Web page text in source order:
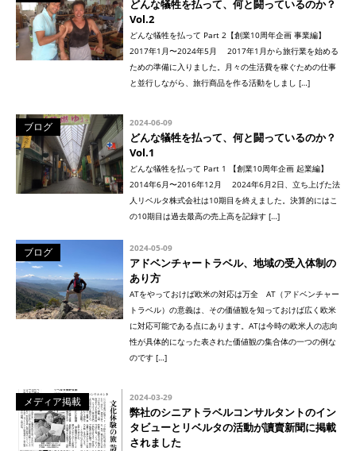
どんな犠牲を払って、何と闘っているのか？
Vol.2
どんな犠牲を払って Part 2【創業10周年企画 事業編】
2017年1月〜2024年5月 2017年1月から旅行業を始める
ための準備に入りました。月々の生活費を稼ぐための仕事
と並行しながら、旅行商品を作る活動をしまし […]
ブログ 2024-06-09
どんな犠牲を払って、何と闘っているのか？
Vol.1
どんな犠牲を払って Part 1 【創業10周年企画 起業編】
2014年6月〜2016年12月 2024年6月2日、立ち上げた法
人リベルタ株式会社は10期目を終えました。決算的にはこ
の10期目は過去最高の売上高を記録す […]
ブログ 2024-05-09
アドベンチャートラベル、地域の受入体制の
あり方
ATをやっておけば欧米の対応は万全 AT（アドベンチャー
トラベル）の意義は、その価値観を知っておけば広く欧米
に対応可能である点にあります。ATは今時の欧米人の志向
性が具体的になった表された価値観の集合体の一つの例な
のです […]
メディア掲載 2024-03-29
弊社のシニアトラベルコンサルタントのイン
タビューとリベルタの活動が讀賣新聞に掲載
されました